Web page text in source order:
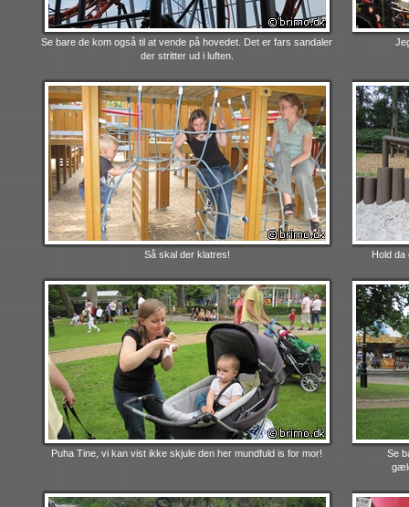
Se bare de kom også til at vende på hovedet. Det er fars sandaler
der stritter ud i luften.
Så skal der klatres! Hold da
Puha Tine, vi kan vist ikke skjule den her mundfuld is for mor!
Se